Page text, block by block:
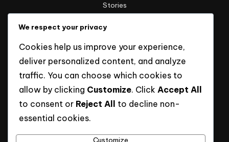
Stories
Travel
Uncategorized
Hak Cipta
Kebijakan Privasi
Tentang Kami
We respect your privacy
Cookies help us improve your experience,
deliver personalized content, and analyze
traffic. You can choose which cookies to
allow by clicking Customize. Click Accept All
to consent or Reject All
to decline non-
essential cookies.
Customize